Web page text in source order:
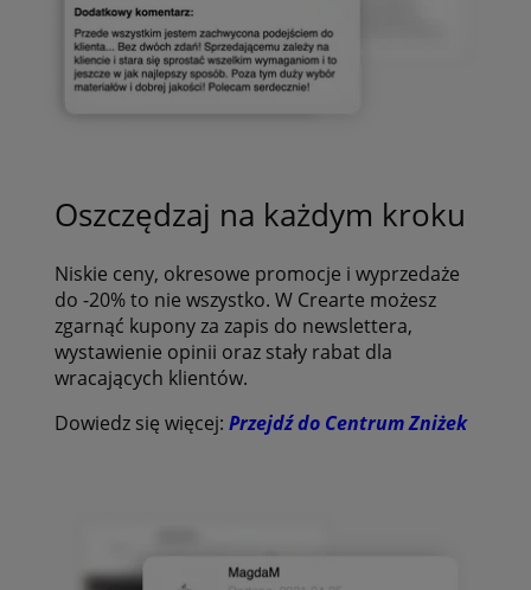
Oszczędzaj na każdym kroku
Niskie ceny, okresowe promocje i wyprzedaże
do -20% to nie wszystko. W Crearte możesz
zgarnąć kupony za zapis do newslettera,
wystawienie opinii oraz stały rabat dla
wracających klientów.
Dowiedz się więcej: Przejdź do Centrum Zniżek